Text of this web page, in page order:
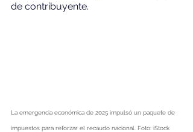
de contribuyente.
La emergencia económica de 2025 impulsó un paquete de
impuestos para reforzar el recaudo nacional. Foto: iStock